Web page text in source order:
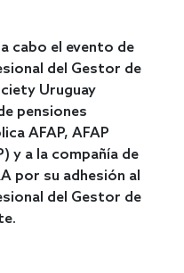
cabo el evento de
del Gestor de
Uruguay
pensiones
AFAP, AFAP
y a la compañía de
por su adhesión al
del Gestor de